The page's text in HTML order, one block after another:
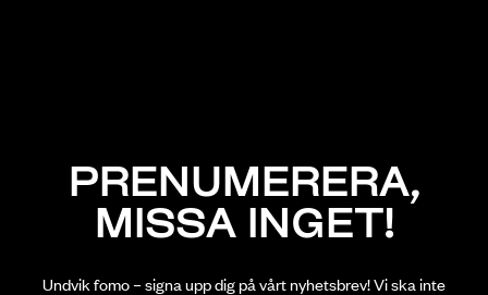
PRENUMERERA,
MISSA INGET!
Undvik fomo – signa upp dig på vårt nyhetsbrev! Vi ska inte